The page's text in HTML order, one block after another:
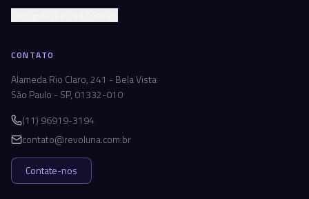
CONTATO
Alameda Rio Claro, 241 - Bela Vista
São Paulo - SP, 01332-010
(11) 96919-3194
contato@revoluna.com.br
Contate-nos